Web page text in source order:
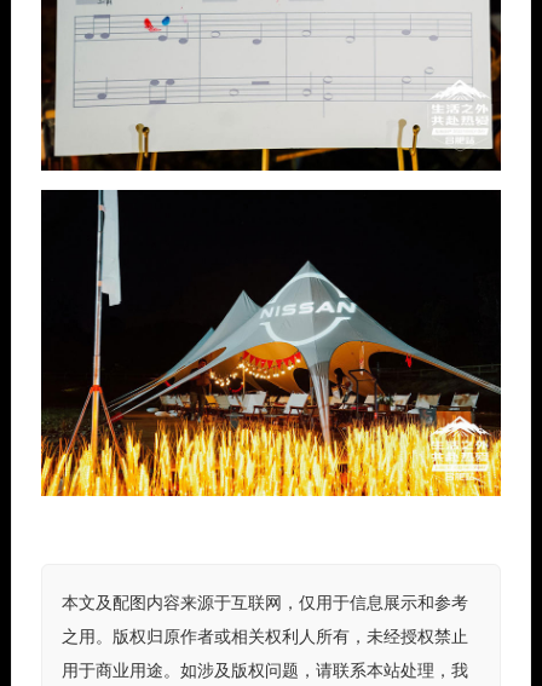
本文及配图内容来源于互联网，仅用于信息展示和参考
之用。版权归原作者或相关权利人所有，未经授权禁止
用于商业用途。如涉及版权问题，请联系本站处理，我